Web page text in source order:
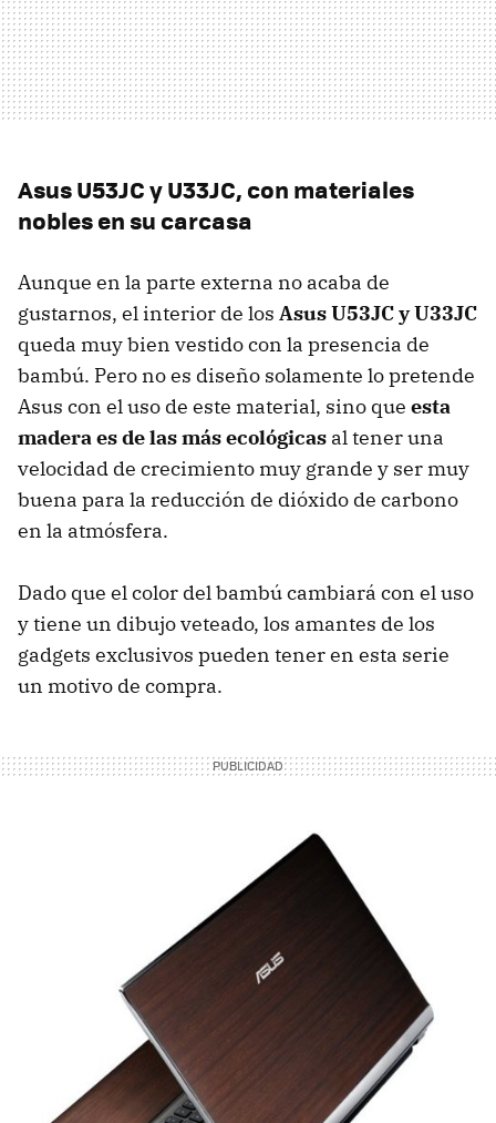
Asus U53JC y U33JC, con materiales
nobles en su carcasa
Aunque en la parte externa no acaba de
gustarnos, el interior de los Asus U53JC y U33JC
queda muy bien vestido con la presencia de
bambú. Pero no es diseño solamente lo pretende
Asus con el uso de este material, sino que esta
madera es de las más ecológicas al tener una
velocidad de crecimiento muy grande y ser muy
buena para la reducción de dióxido de carbono
en la atmósfera.
Dado que el color del bambú cambiará con el uso
y tiene un dibujo veteado, los amantes de los
gadgets exclusivos pueden tener en esta serie
un motivo de compra.